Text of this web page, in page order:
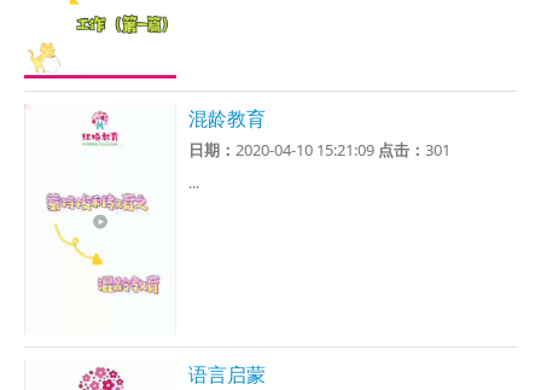
混龄教育
日期：2020-04-10 15:21:09 点击：301
...
语言启蒙